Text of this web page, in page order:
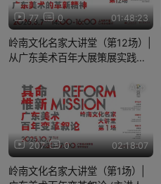
77 0 01:48:23
岭南文化名家大讲堂（第12场）|
从广东美术百年大展策展实践谈
（主讲人：王绍强）
207 0 02:18:07
App
岭南文化名家大讲堂（第1场）|